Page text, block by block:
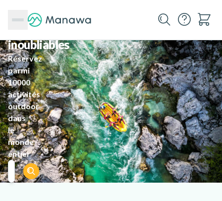
aventures
inoubliables
Réservez
parmi
10000
activités
outdoor
dans
le
monde
entier
Je trouve ma prochaine destination